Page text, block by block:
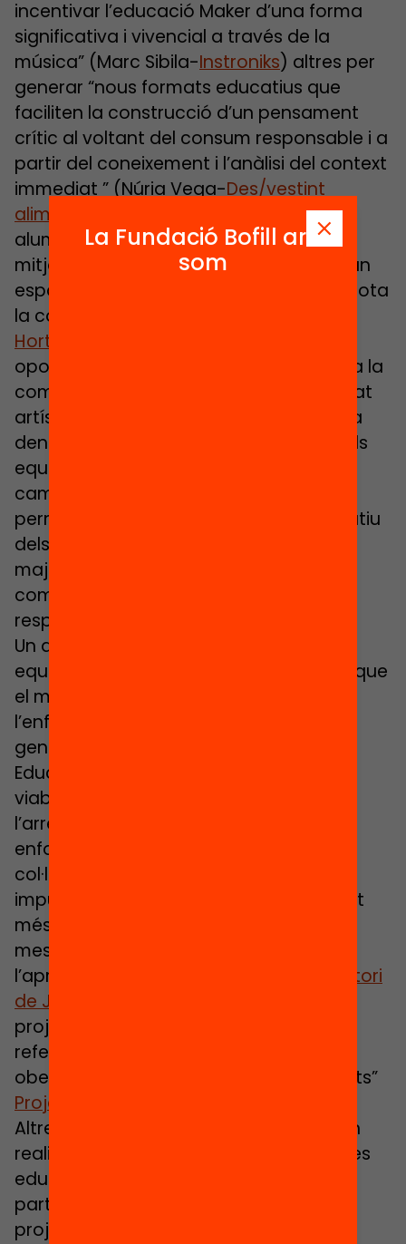
incentivar l’educació Maker d’una forma
significativa i vivencial a través de la
música” (Marc Sibila-Instroniks) altres per
generar “nous formats educatius que
faciliten la construcció d’un pensament
crític al voltant del consum responsable i a
partir del coneixement i l’anàlisi del context
immediat ” (Núria Vega-Des/vestint
aliments
) o “l’empoderament dels
alumnes amb risc de fracàs escolar
mitjançant un hort que ha esdevingut un
espai d’aprenentatge compartit per a tota
la comunitat ” (Anna Ma. Gonzàlez-
Hortalitza’t Norfeu
oportunitat d’innovació educativa per a la
comunitat a partir d’espais de creativitat
artística” (Aïna Cardona-
Com a
denominador comú en tots els casos els
equips impulsors comparteixen que les
campanyes de micromecenatge han
permès incrementar el potencial educatiu
dels projectes gràcies a disposar d’un
major recolzament per part de la
comunitat educativa i recursos per
respondre als objectius plantejats.
Un altre element que han destacat els
equips impulsors ha estat la capacitat que
el micromecenatge ha tingut en
l’enfortiment de les xarxes de suport i la
generació de noves aliances. Fem
Educació, més enllà de dotar-los de la
viabilitat econòmica necessària per a
l’arrencada dels projectes, ha suposat
enfortir i ampliar la xarxa de suport i
col·laboració dels equips i entitats
impulsores. Fem Educació “ens ha donat
més visibilitat per a donar a conèixer a
mestres, professors/es i educadors/es
l’aprenentatge basat en el joc”
Laboratori
de Jocs
projecte de treball cooperatiu com un
referent per a altres projectes d’aula
oberta i compartir-lo amb altres instituts”
Projecte Handwork
Altres projectes durant aquest curs han
realitzat proves pilot en diferents centres
educatius com
partir de les quals implementaran el
projecte educatiu durant el curs vinent.
La Fundació Bofill ara
som